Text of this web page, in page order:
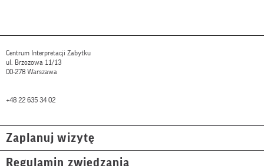
Centrum Interpretacji Zabytku
ul. Brzozowa 11/13
00-278 Warszawa
+48 22 635 34 02
Zaplanuj wizytę
Regulamin zwiedzania